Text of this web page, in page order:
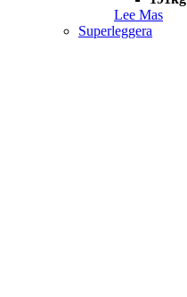
Lee Mas
Superleggera